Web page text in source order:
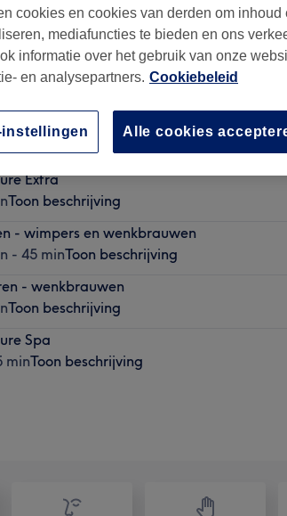
Complete
Extra
Toon beschrijving
- wimpers en wenkbrauwen
- 45 minToon beschrijving
- wenkbrauwen
Toon beschrijving
Spa
minToon beschrijving
cookies en cookies van derden om inhoud
mediafuncties te bieden en ons
informatie over het gebruik van onze
en analysepartners. Cookiebeleid
Alle cookies